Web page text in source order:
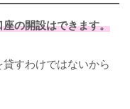
の開設はできます。
すわけではないから